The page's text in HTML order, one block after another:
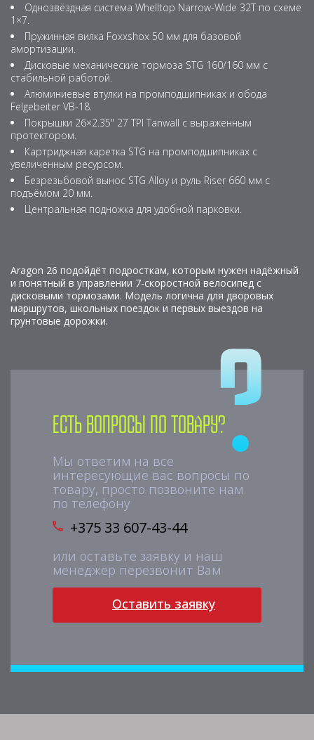
Однозвёздная система Whelltop Narrow-Wide 32T по схеме
1×7.
Пружинная вилка Foxxshox 50 мм для базовой
амортизации.
Дисковые механические тормоза STG 160/160 мм с
стабильной работой.
Алюминиевые втулки на промподшипниках и обода
Felgebeiter VB-18.
Покрышки 26×2.35" 27 TPI Tanwall с выраженным
протектором.
Картриджная каретка STG на промподшипниках с
увеличенным ресурсом.
Безрезьбовой вынос STG Alloy и руль Riser 660 мм с
подъёмом 20 мм.
Центральная подножка для удобной парковки.
Aragon 26 подойдёт подросткам, которым нужен надёжный
и понятный в управлении 7-скоростной велосипед с
дисковыми тормозами. Модель логична для дворовых
маршрутов, школьных поездок и первых выездов на
грунтовые дорожки.
Есть вопросы по товару?
Мы ответим на все
интересующие вас вопросы по
товару, просто позвоните нам
по телефону
+375 33 607-43-44
или оставьте заявку и наш
менеджер перезвонит Вам
Оставить заявку